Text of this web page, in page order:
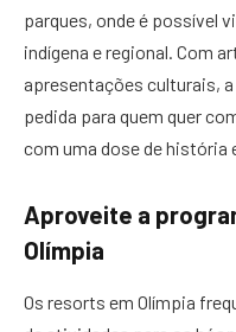
parques, onde é possível
indígena e regional. Com
apresentações culturais, a
pedida para quem quer
com uma dose de história
Aproveite a
Olímpia
Os resorts em Olímpia